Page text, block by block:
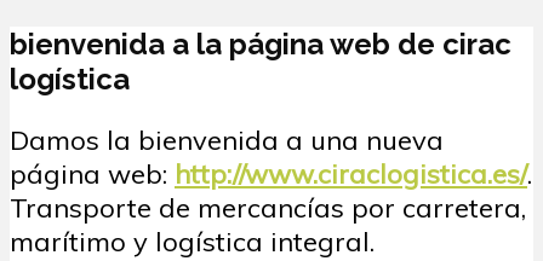
bienvenida a la página web de cirac
logística
Damos la bienvenida a una nueva
página web: http://www.ciraclogistica.es/.
Transporte de mercancías por carretera,
marítimo y logística integral.